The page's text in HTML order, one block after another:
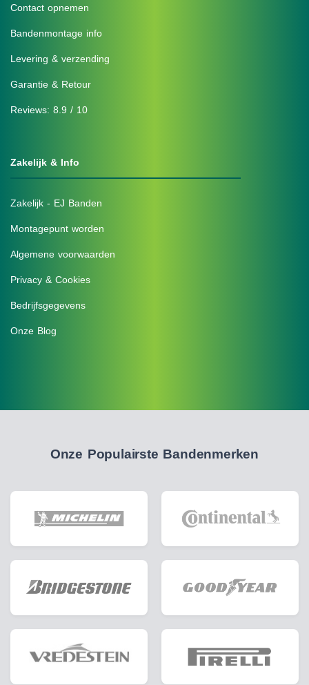
Contact opnemen
Bandenmontage info
Levering & verzending
Garantie & Retour
Reviews: 8.9 / 10
Zakelijk & Info
Zakelijk - EJ Banden
Montagepunt worden
Algemene voorwaarden
Privacy & Cookies
Bedrijfsgegevens
Onze Blog
Onze Populairste Bandenmerken